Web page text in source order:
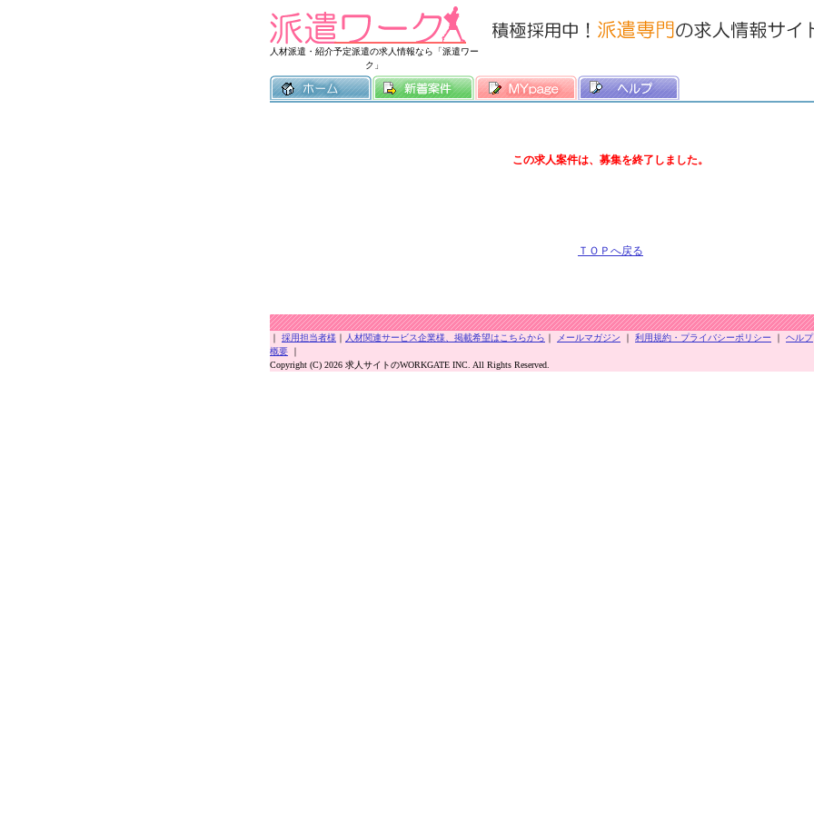
人材派遣・紹介予定派遣の求人情報なら「派遣ワー
ク」
常時3500件以上の求人情報を掲載中
この求人案件は、募集を終了しました。
ＴＯＰへ戻る
｜ 採用担当者様 ｜ 人材関連サービス企業様、掲載希望はこちらから ｜ メールマガジン ｜ 利用規約・プライバシーポリシー ｜ ヘルプ
概要 ｜
Copyright (C) 2026 求人サイトのWORKGATE INC. All Rights Reserved.